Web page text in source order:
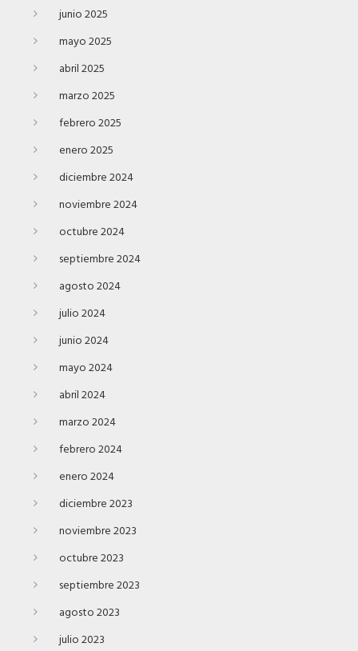
junio 2025
mayo 2025
abril 2025
marzo 2025
febrero 2025
enero 2025
diciembre 2024
noviembre 2024
octubre 2024
septiembre 2024
agosto 2024
julio 2024
junio 2024
mayo 2024
abril 2024
marzo 2024
febrero 2024
enero 2024
diciembre 2023
noviembre 2023
octubre 2023
septiembre 2023
agosto 2023
julio 2023